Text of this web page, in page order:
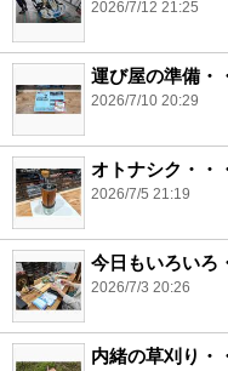
2026/7/12 21:25
運び屋の準備・
2026/7/10 20:29
オトナシク・・
2026/7/5 21:19
今日もいろいろ
2026/7/3 20:26
内緒の草刈り・